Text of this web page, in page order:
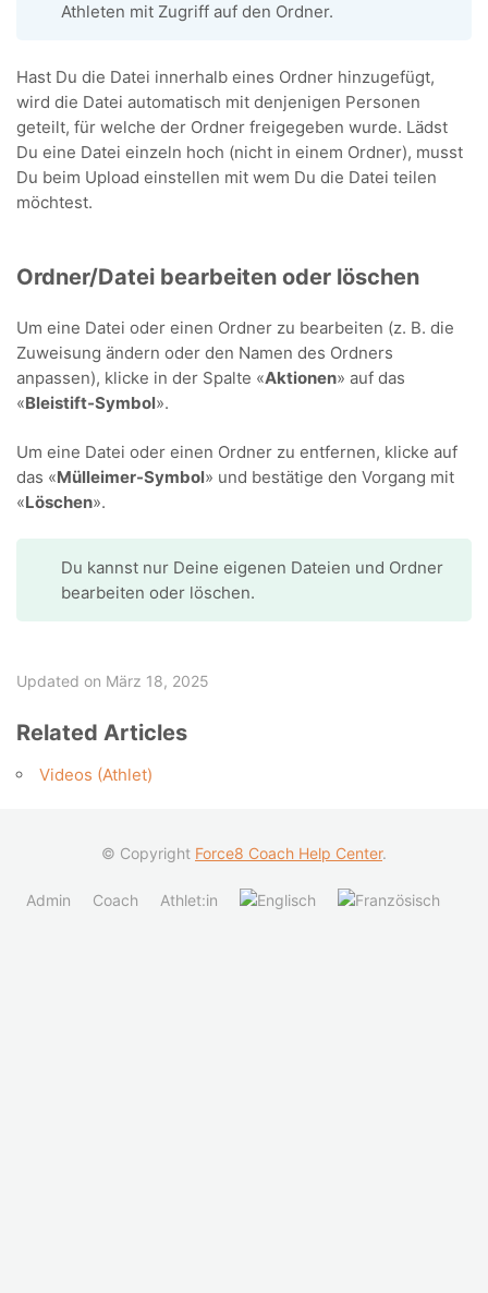
Athleten mit Zugriff auf den Ordner.
Hast Du die Datei innerhalb eines Ordner hinzugefügt,
wird die Datei automatisch mit denjenigen Personen
geteilt, für welche der Ordner freigegeben wurde. Lädst
Du eine Datei einzeln hoch (nicht in einem Ordner), musst
Du beim Upload einstellen mit wem Du die Datei teilen
möchtest.
Ordner/Datei bearbeiten oder löschen
Um eine Datei oder einen Ordner zu bearbeiten (z. B. die
Zuweisung ändern oder den Namen des Ordners
anpassen), klicke in der Spalte «Aktionen» auf das
«Bleistift-Symbol».
Um eine Datei oder einen Ordner zu entfernen, klicke auf
das «Mülleimer-Symbol» und bestätige den Vorgang mit
«Löschen».
Du kannst nur Deine eigenen Dateien und Ordner
bearbeiten oder löschen.
Updated on März 18, 2025
Related Articles
Videos (Athlet)
© Copyright Force8 Coach Help Center.
Admin Coach Athlet:in